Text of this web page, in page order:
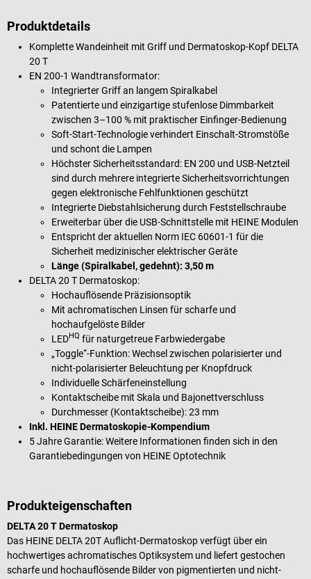
Produktdetails
Komplette Wandeinheit mit Griff und Dermatoskop-Kopf DELTA
20 T
EN 200-1 Wandtransformator:
Integrierter Griff an langem Spiralkabel
Patentierte und einzigartige stufenlose Dimmbarkeit
zwischen 3–100 % mit praktischer Einfinger-Bedienung
Soft-Start-Technologie verhindert Einschalt-Stromstöße
und schont die Lampen
Höchster Sicherheitsstandard: EN 200 und USB-Netzteil
sind durch mehrere integrierte Sicherheitsvorrichtungen
gegen elektronische Fehlfunktionen geschützt
Integrierte Diebstahlsicherung durch Feststellschraube
Erweiterbar über die USB-Schnittstelle mit HEINE Modulen
Entspricht der aktuellen Norm IEC 60601-1 für die
Sicherheit medizinischer elektrischer Geräte
Länge (Spiralkabel, gedehnt): 3,50 m
DELTA 20 T Dermatoskop:
Hochauflösende Präzisionsoptik
Mit achromatischen Linsen für scharfe und
hochaufgelöste Bilder
LEDHQ für naturgetreue Farbwiedergabe
„Toggle“-Funktion: Wechsel zwischen polarisierter und
nicht-polarisierter Beleuchtung per Knopfdruck
Individuelle Schärfeneinstellung
Kontaktscheibe mit Skala und Bajonettverschluss
Durchmesser (Kontaktscheibe): 23 mm
Inkl. HEINE Dermatoskopie-Kompendium
5 Jahre Garantie: Weitere Informationen finden sich in den
Garantiebedingungen von HEINE Optotechnik
Produkteigenschaften
DELTA 20 T Dermatoskop
Das HEINE DELTA 20T Auflicht-Dermatoskop verfügt über ein
hochwertiges achromatisches Optiksystem und liefert gestochen
scharfe und hochauflösende Bilder von pigmentierten und nicht-